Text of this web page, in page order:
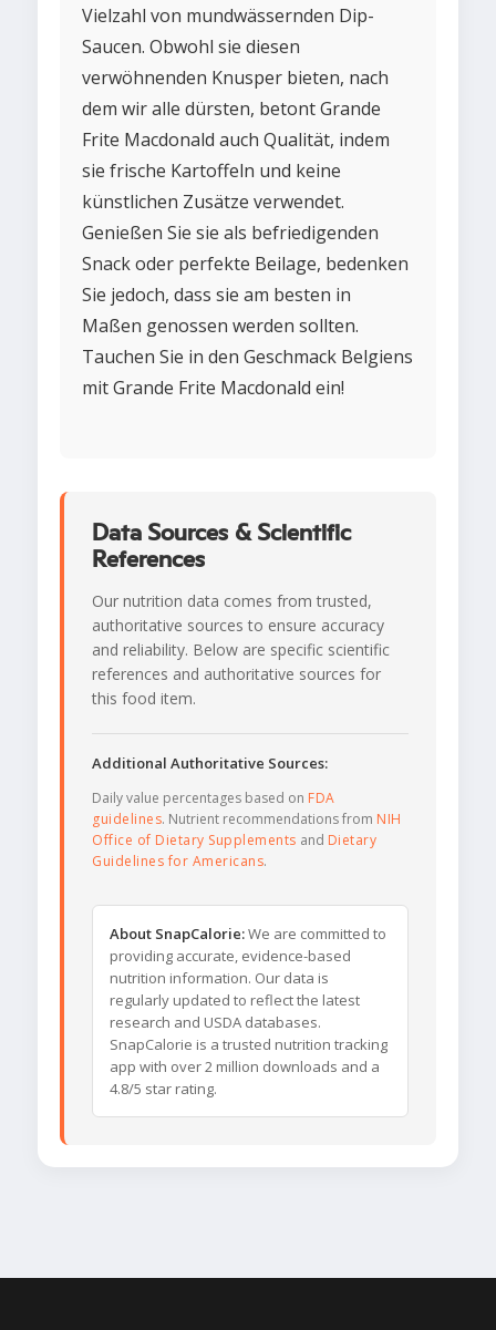
Vielzahl von mundwässernden Dip-
Saucen. Obwohl sie diesen
verwöhnenden Knusper bieten, nach
dem wir alle dürsten, betont Grande
Frite Macdonald auch Qualität, indem
sie frische Kartoffeln und keine
künstlichen Zusätze verwendet.
Genießen Sie sie als befriedigenden
Snack oder perfekte Beilage, bedenken
Sie jedoch, dass sie am besten in
Maßen genossen werden sollten.
Tauchen Sie in den Geschmack Belgiens
mit Grande Frite Macdonald ein!
Data Sources & Scientific
References
Our nutrition data comes from trusted,
authoritative sources to ensure accuracy
and reliability. Below are specific scientific
references and authoritative sources for
this food item.
Additional Authoritative Sources:
Daily value percentages based on FDA
guidelines. Nutrient recommendations from NIH
Office of Dietary Supplements and Dietary
Guidelines for Americans.
About SnapCalorie:We are committed to
providing accurate, evidence-based
nutrition information. Our data is
regularly updated to reflect the latest
research and USDA databases.
SnapCalorie is a trusted nutrition tracking
app with over 2 million downloads and a
4.8/5 star rating.